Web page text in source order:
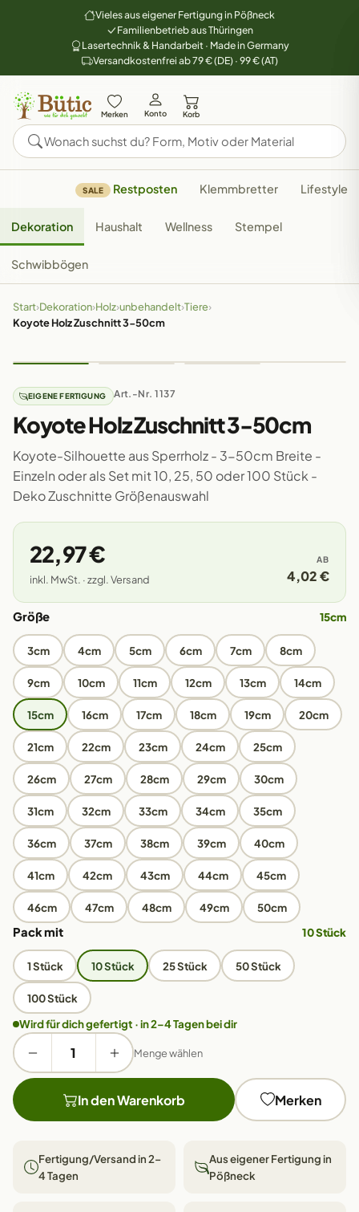
Vieles aus eigener Fertigung in Pößneck
Familienbetrieb aus Thüringen
Lasertechnik & Handarbeit · Made in Germany
Versandkostenfrei ab 79 € (DE) · 99 € (AT)
Merken Konto Korb
SALE Restposten Klemmbretter Lifestyle
Dekoration Haushalt Wellness Stempel
Schwibbögen
Start›Dekoration›Holz›unbehandelt›Tiere›
Koyote Holz Zuschnitt 3-50cm
EIGENE FERTIGUNG Art.-Nr. 1137
Koyote Holz Zuschnitt 3-50cm
Koyote-Silhouette aus Sperrholz - 3-50cm Breite -
Einzeln oder als Set mit 10, 25, 50 oder 100 Stück -
Deko Zuschnitte Größenauswahl
22,97 €
inkl. MwSt. · zzgl. Versand
AB
4,02 €
Größe 15cm
3cm 4cm 5cm 6cm 7cm 8cm
9cm 10cm 11cm 12cm 13cm 14cm
15cm 16cm 17cm 18cm 19cm 20cm
21cm 22cm 23cm 24cm 25cm
26cm 27cm 28cm 29cm 30cm
31cm 32cm 33cm 34cm 35cm
36cm 37cm 38cm 39cm 40cm
41cm 42cm 43cm 44cm 45cm
46cm 47cm 48cm 49cm 50cm
Pack mit 10 Stück
1 Stück 10 Stück 25 Stück 50 Stück
100 Stück
Wird für dich gefertigt · in 2–4 Tagen bei dir
Menge wählen
In den Warenkorb Merken
Fertigung/Versand in 2–
4 Tagen
Aus eigener Fertigung in
Pößneck